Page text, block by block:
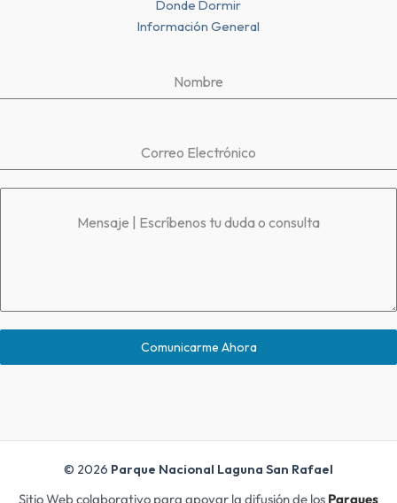
Donde Dormir
Información General
Nombre
Correo Electrónico
Mensaje | Escríbenos tu duda o consulta
Comunicarme Ahora
© 2026 Parque Nacional Laguna San Rafael